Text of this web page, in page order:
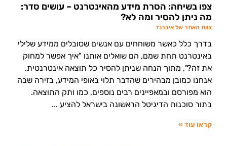
צפו בשיחה: הסרת מידע מהאינטרנט – עושים סדר:
מה ניתן להסיר ומה לא?
צוות האתר של איברנד
בדרך כלל כאשר משוחחים עם אנשים שסובלים ממידע שלילי
באינטרנט תחת שמם, הם שואלים אותנו "איך אפשר למחוק
את זה?", מתוך הנחה שניתן להסיר כל תוצאה אינטרנטית.
אנחנו כמובן מבהירים שהדבר תלוי באופי המידע, בזירה שבה
הוא מפורסם ובמאפיינים רבים נוספים, כמו ותק התוצאה.
בתור סוכנות הדיגיטל הראשונה בישראל להציע
קראו עוד »